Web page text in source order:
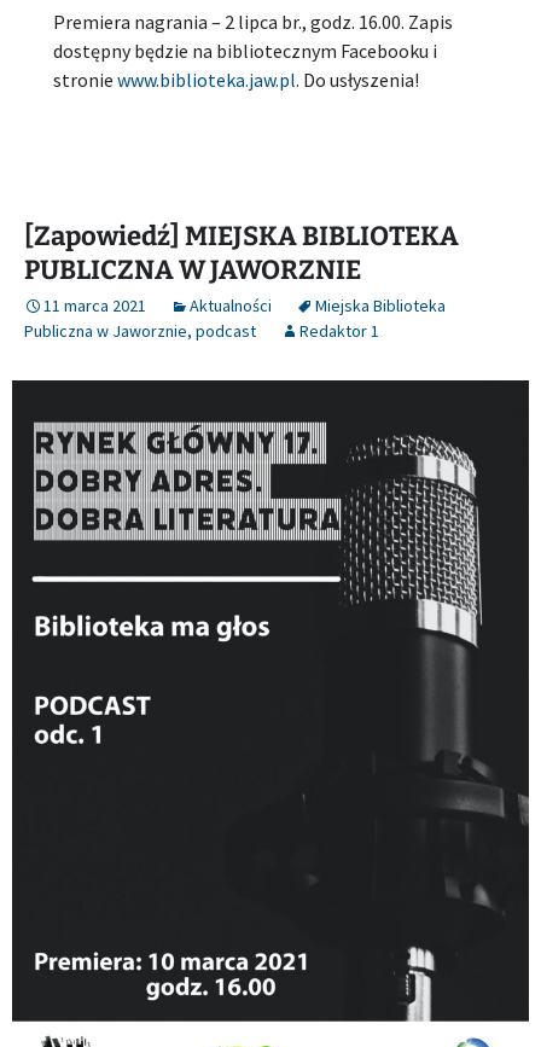
Premiera nagrania – 2 lipca br., godz. 16.00. Zapis
dostępny będzie na bibliotecznym Facebooku i
stroniewww.biblioteka.jaw.pl. Do usłyszenia!
[Zapowiedź] MIEJSKA BIBLIOTEKA
PUBLICZNA W JAWORZNIE
11 marca 2021 Aktualności
Miejska Biblioteka
Publiczna w Jaworznie, podcast Redaktor 1